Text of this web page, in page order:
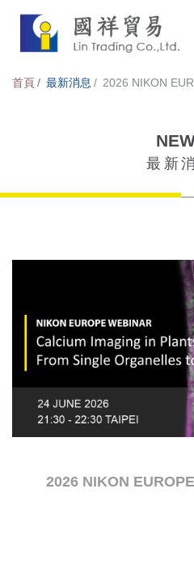
首頁 最新消息 2026 NIKON
最新
2026 NIKON